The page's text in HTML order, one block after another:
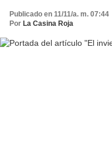
Publicado en 11/11/a. m. 07:44
Por La Casina Roja